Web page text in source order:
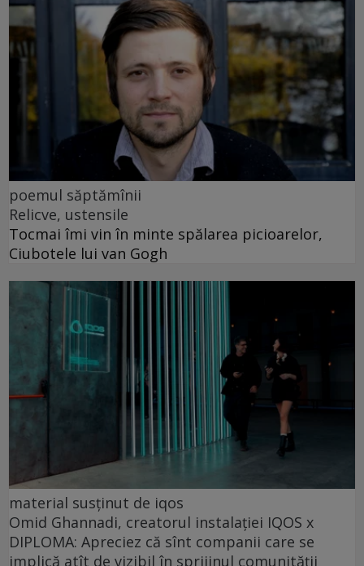
poemul săptămînii
Relicve, ustensile
Tocmai îmi vin în minte spălarea picioarelor,
Ciubotele lui van Gogh
material susținut de iqos
Omid Ghannadi, creatorul instalației IQOS x
DIPLOMA: Apreciez că sînt companii care se
implică atît de vizibil în sprijinul comunității